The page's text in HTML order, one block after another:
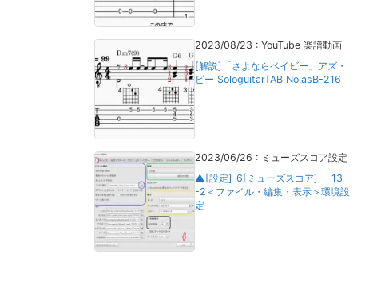
2023/08/23 : YouTube 楽譜動画
[解説]「さよならベイビー」アズ・
ビー SologuitarTAB No.asB-216
2023/06/26 : ミューズスコア設定
▲[設定]_6[ミューズスコア] _13
-2＜ファイル・編集・表示＞環境設
定